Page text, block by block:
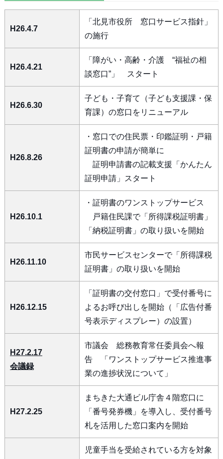
H26.4.7
「北見市役所 窓口サービス指針」
の施行
H26.4.21
「障がい・高齢・介護 “福祉の相
談窓口”」 スタート
H26.6.30
子ども・子育て（子ども支援課・保
育課）の窓口をリニューアル
H26.8.26
・窓口での住民票・印鑑証明・戸籍
証明書の申請が簡単に
証明申請書の記載支援「かんたん
証明申請」スタート
H26.10.1
・証明書のワンストップサービス
戸籍住民課で「所得課税証明書」
「納税証明書」の取り扱いを開始
H26.11.10
市民サービスセンターで「所得課税
証明書」の取り扱いを開始
H26.12.15
「証明書の交付窓口」で受付番号に
よるお呼び出しを開始（「広告付番
号表示ディスプレー）の設置）
H27.2.17
会議録
市議会 総務教育常任委員会へ報
告 「ワンストップサービス推進事
業の進捗状況について」
H27.2.25
まちきた大通ビル庁舎４階窓口に
「番号発券機」を導入し、受付番号
札を活用した窓口案内を開始
児童手当を受給されている方を対象